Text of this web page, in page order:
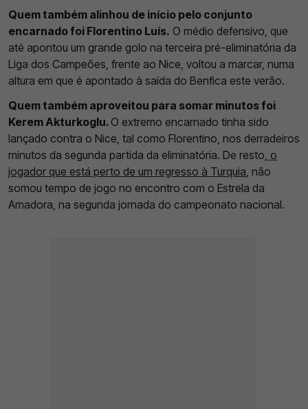
Quem também alinhou de início pelo conjunto
encarnado foi Florentino Luís. O médio defensivo, que
até apontou um grande golo na terceira pré-eliminatória da
Liga dos Campeões, frente ao Nice, voltou a marcar, numa
altura em que é apontado à saída do Benfica este verão.
Quem também aproveitou para somar minutos foi
Kerem Akturkoglu. O extremo encarnado tinha sido
lançado contra o Nice, tal como Florentino, nos derradeiros
minutos da segunda partida da eliminatória. De resto, o
jogador que está perto de um regresso à Turquia, não
somou tempo de jogo no encontro com o Estrela da
Amadora, na segunda jornada do campeonato nacional.